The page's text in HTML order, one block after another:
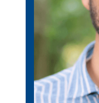
As vagas são
área de Ciências
seleção dos
semestre. O
disponibilidade de
Para cursar o
se necessário.